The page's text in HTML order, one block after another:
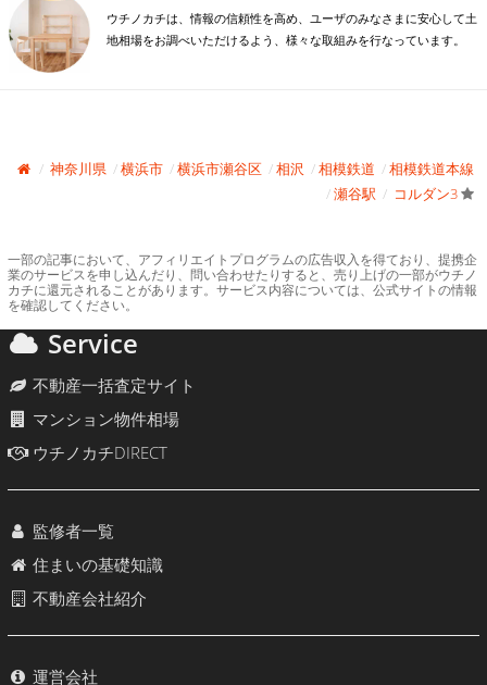
ウチノカチは、情報の信頼性を高め、ユーザのみなさまに安心して土
地相場をお調べいただけるよう、様々な取組みを行なっています。
神奈川県 横浜市 横浜市瀬谷区 相沢 相模鉄道
相模鉄道本線
瀬谷駅
コルダン3
一部の記事において、アフィリエイトプログラムの広告収入を得ており、提携企
業のサービスを申し込んだり、問い合わせたりすると、売り上げの一部がウチノ
カチに還元されることがあります。サービス内容については、公式サイトの情報
を確認してください。
Service
不動産一括査定サイト
マンション物件相場
ウチノカチDIRECT
監修者一覧
住まいの基礎知識
不動産会社紹介
運営会社